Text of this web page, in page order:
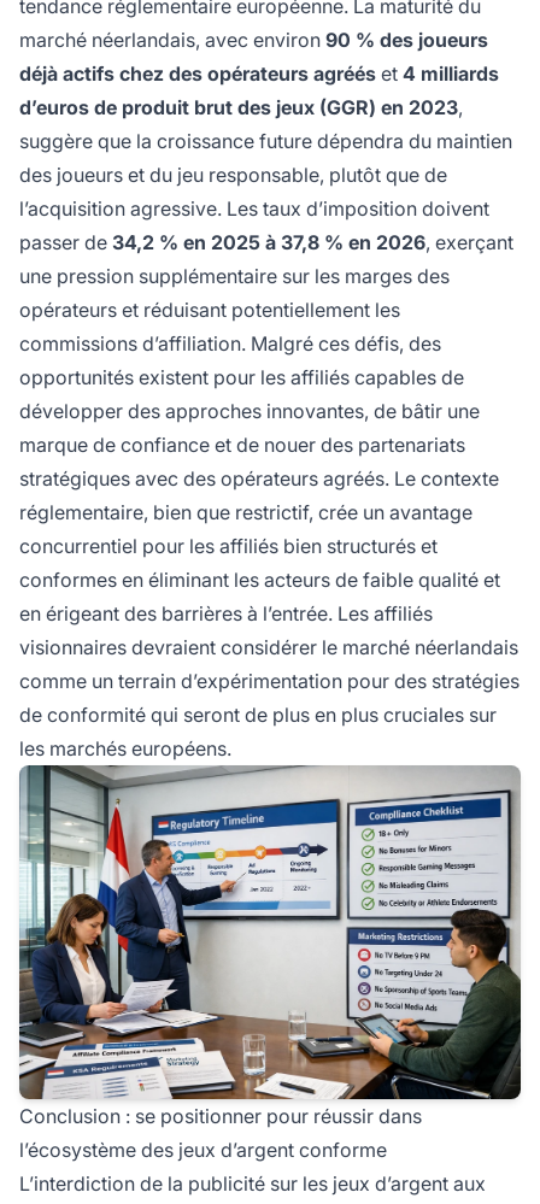
tendance réglementaire européenne. La maturité du
marché néerlandais, avec environ 90 % des joueurs
déjà actifs chez des opérateurs agréés et 4 milliards
d’euros de produit brut des jeux (GGR) en 2023,
suggère que la croissance future dépendra du maintien
des joueurs et du jeu responsable, plutôt que de
l’acquisition agressive. Les taux d’imposition doivent
passer de 34,2 % en 2025 à 37,8 % en 2026, exerçant
une pression supplémentaire sur les marges des
opérateurs et réduisant potentiellement les
commissions d’affiliation. Malgré ces défis, des
opportunités existent pour les affiliés capables de
développer des approches innovantes, de bâtir une
marque de confiance et de nouer des partenariats
stratégiques avec des opérateurs agréés. Le contexte
réglementaire, bien que restrictif, crée un avantage
concurrentiel pour les affiliés bien structurés et
conformes en éliminant les acteurs de faible qualité et
en érigeant des barrières à l’entrée. Les affiliés
visionnaires devraient considérer le marché néerlandais
comme un terrain d’expérimentation pour des stratégies
de conformité qui seront de plus en plus cruciales sur
les marchés européens.
Conclusion : se positionner pour réussir dans
l’écosystème des jeux d’argent conforme
L’interdiction de la publicité sur les jeux d’argent aux